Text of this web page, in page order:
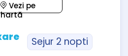
Vezi pe
hartă
Sejur 2 nopti